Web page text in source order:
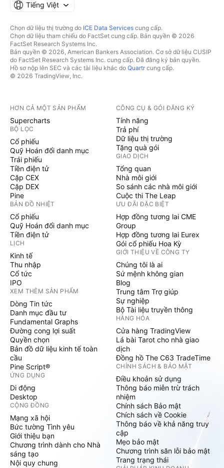
Tiếng Việt
Chọn dữ liệu thị trường do ICE Data Services cung cấp.
Chọn dữ liệu tham chiếu do FactSet cung cấp. Bản quyền © 2026
FactSet Research Systems Inc.
Bản quyền © 2026, American Bankers Association. Cơ sở dữ liệu CUSIP
do FactSet Research Systems Inc. cung cấp. Đã đăng ký bản quyền.
Hồ sơ nộp lên SEC và các tài liệu khác do Quartrcung cấp.
© 2026 TradingView, Inc.
HƠN CẢ MỘT SẢN PHẨM
Supercharts
BỘ LỌC
Cổ phiếu
Quỹ Hoán đổi danh mục
Trái phiếu
Tiền điện tử
Cặp CEX
Cặp DEX
Pine
BẢN ĐỒ NHIỆT
Cổ phiếu
Quỹ Hoán đổi danh mục
Tiền điện tử
LỊCH
Kinh tế
Thu nhập
Cổ tức
IPO
XEM THÊM SẢN PHẨM
Dòng Tin tức
Danh mục đầu tư
Fundamental Graphs
Đường cong lợi suất
Quyền chọn
Bản đồ dữ liệu kinh tế toàn
cầu
Pine Script®
ỨNG DỤNG
Di động
Desktop
CỘNG ĐỒNG
Mạng xã hội
Bức tường Tình yêu
Giới thiệu bạn
Chương trình dành cho Nhà
sáng tạo
Nội quy chung
CÔNG CỤ & GÓI ĐĂNG KÝ
Tính năng
Trả phí
Dữ liệu thị trường
Tặng quà gói
GIAO DỊCH
Tổng quan
Nhà môi giới
So sánh các nhà môi giới
Cuộc thi The Leap
ƯU ĐÃI ĐẶC BIỆT
Hợp đồng tương lai CME
Group
Hợp đồng tương lai Eurex
Gói cổ phiếu Hoa Kỳ
GIỚI THIỆU VỀ CÔNG TY
Chúng tôi là ai
Sứ mệnh không gian
Blog
Trung tâm Trợ giúp
Sự nghiệp
Bộ Tài liệu truyền thông
HÀNG HÓA
Cửa hàng TradingView
Lá bài Tarot cho nhà giao
dịch
Đồng hồ The C63 TradeTime
CHÍNH SÁCH & BẢO MẬT
Điều khoản sử dụng
Thông báo miễn trừ trách
nhiệm
Chính sách Bảo mật
Chích sách về Cookie
Thông báo về khả năng truy
cập
Mẹo bảo mật
Chương trình săn lỗi bảo mật
Trang trạng thái